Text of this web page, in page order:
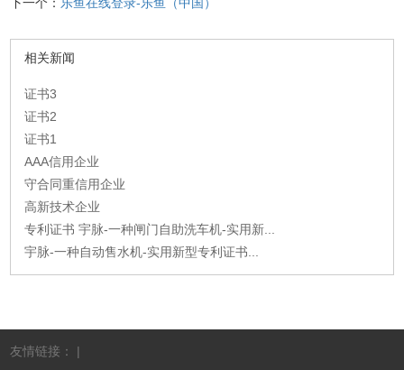
相关新闻
证书3
证书2
证书1
AAA信用企业
守合同重信用企业
高新技术企业
专利证书 宇脉-一种闸门自助洗车机-实用新...
宇脉-一种自动售水机-实用新型专利证书...
友情链接： |